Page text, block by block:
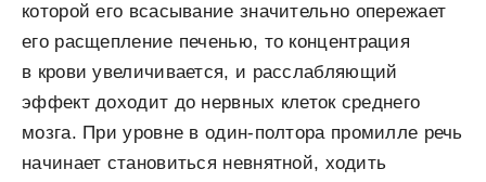
которой его всасывание значительно опережает
его расщепление печенью, то концентрация
в крови увеличивается, и расслабляющий
эффект доходит до нервных клеток среднего
мозга. При уровне в один-полтора промилле речь
начинает становиться невнятной, ходить